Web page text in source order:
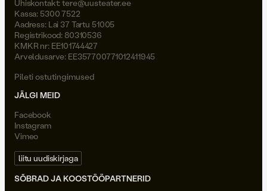
Ühiskontakt:tere@uusteater.ee
Kassa: 5300 7522
Aadress: Lai 37 Tartu 51005
Registrikood: 80310536
KMKR nr: EE101744427
Arveldusarve: EE357700771012411945
Pileti ostutingimused
JÄLGI MEID
Facebook
Instagram
Vimeo
liitu uudiskirjaga
SÕBRAD JA KOOSTÖÖPARTNERID